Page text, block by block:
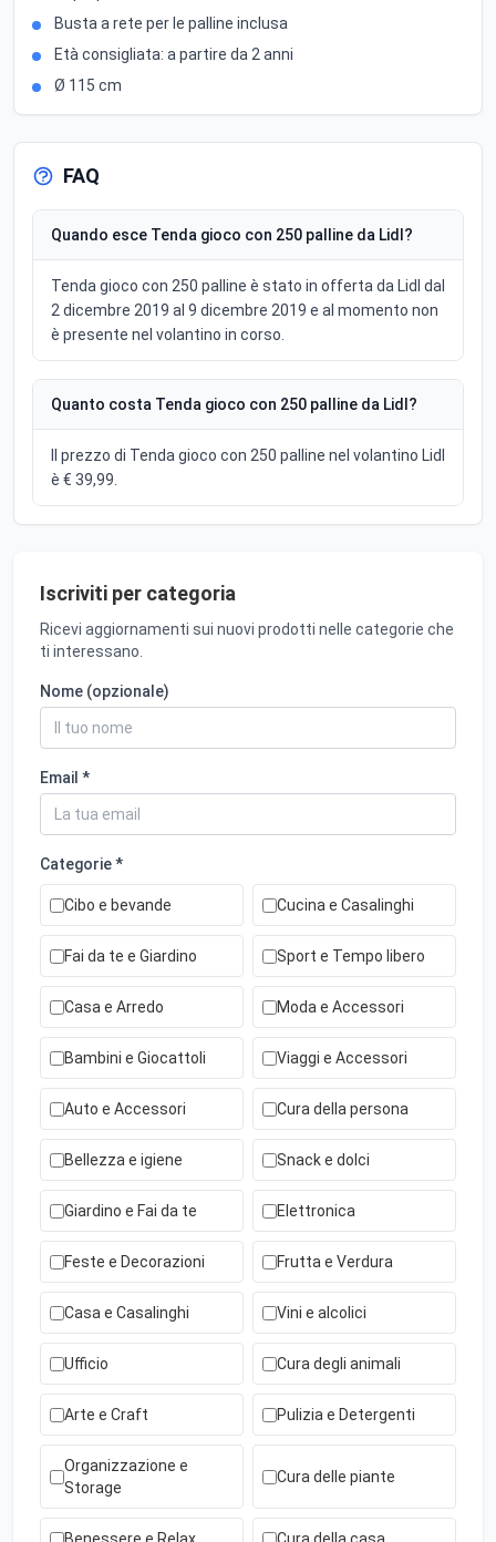
Busta a rete per le palline inclusa
Età consigliata: a partire da 2 anni
Ø 115 cm
FAQ
Quando esce Tenda gioco con 250 palline da Lidl?
Tenda gioco con 250 palline è stato in offerta da Lidl dal
2 dicembre 2019 al 9 dicembre 2019 e al momento non
è presente nel volantino in corso.
Quanto costa Tenda gioco con 250 palline da Lidl?
Il prezzo di Tenda gioco con 250 palline nel volantino Lidl
è € 39,99.
Iscriviti per categoria
Ricevi aggiornamenti sui nuovi prodotti nelle categorie che
ti interessano.
Nome (opzionale)
Email *
Categorie *
Cibo e bevande Cucina e Casalinghi
Fai da te e Giardino Sport e Tempo libero
Casa e Arredo Moda e Accessori
Bambini e Giocattoli Viaggi e Accessori
Auto e Accessori Cura della persona
Bellezza e igiene Snack e dolci
Giardino e Fai da te Elettronica
Feste e Decorazioni Frutta e Verdura
Casa e Casalinghi Vini e alcolici
Ufficio Cura degli animali
Arte e Craft Pulizia e Detergenti
Organizzazione e
Storage
Cura delle piante